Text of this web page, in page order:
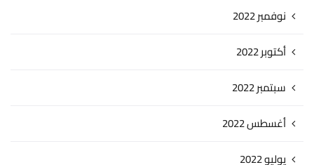
نوفمبر 2022
أكتوبر 2022
سبتمبر 2022
أغسطس 2022
يوليو 2022